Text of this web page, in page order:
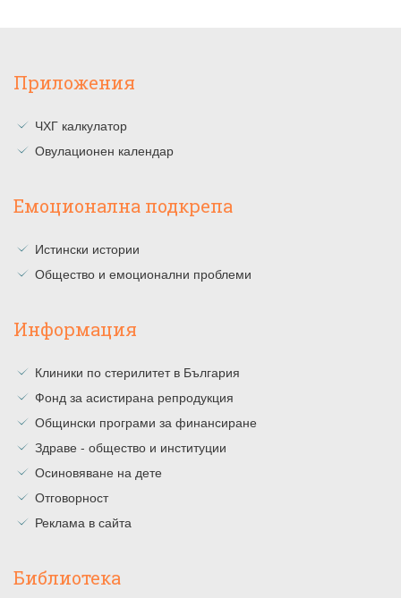
Приложения
ЧХГ калкулатор
Овулационен календар
Емоционална подкрепа
Истински истории
Общество и емоционални проблеми
Информация
Клиники по стерилитет в България
Фонд за асистирана репродукция
Общински програми за финансиране
Здраве - общество и институции
Осиновяване на дете
Отговорност
Реклама в сайта
Библиотека